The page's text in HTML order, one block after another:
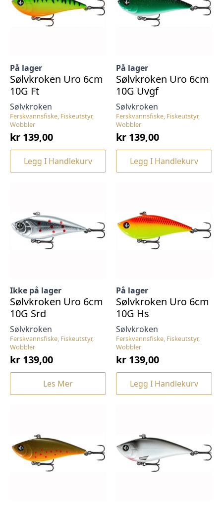
Ferskvannsfiske, Fiskeutstyr,
Wobbler
Sølvkroken
På lager
Sølvkroken Uro 6cm
10G Ft
kr 139,00
Legg I Handlekurv
Ferskvannsfiske, Fiskeutstyr,
Wobbler
Sølvkroken
På lager
Sølvkroken Uro 6cm
10G Uvgf
kr 139,00
Legg I Handlekurv
Ferskvannsfiske, Fiskeutstyr,
Wobbler
Sølvkroken
Ikke på lager
Sølvkroken Uro 6cm
10G Srd
kr 139,00
Les Mer
Ferskvannsfiske, Fiskeutstyr,
Wobbler
Sølvkroken
På lager
Sølvkroken Uro 6cm
10G Hs
kr 139,00
Legg I Handlekurv